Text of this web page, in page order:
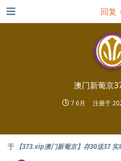
澳门新葡京
7 6月 注册于
回复
于 【373.vip澳门新葡京】存30送37